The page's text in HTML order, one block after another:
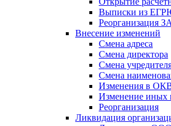
Выписки из
Реорганизация
Внесение изменений
Смена адреса
Смена директора
Cмена
Смена
Изменения в
Изменение иных
Реорганизация
Ликвидация